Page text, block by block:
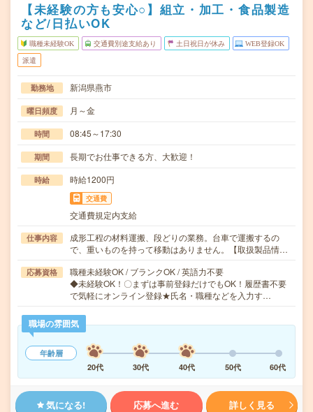
【未経験の方も安心○】組立・加工・食品製造
など/日払いOK
職種未経験OK 交通費別途支給あり 土日祝日が休み WEB登録OK
派遣
勤務地 新潟県燕市
曜日頻度 月～金
時間 08:45～17:30
期間 長期でお仕事できる方、大歓迎！
時給 時給1200円
交通費
交通費規定内支給
仕事内容
成形工程の材料運搬、段どりの業務。台車で運搬するの
で、重いものを持って移動はありません。【取扱製品情…
応募資格
職種未経験OK / ブランクOK / 英語力不要
◆未経験OK！〇まずは事前登録だけでもOK！履歴書不要
で気軽にオンライン登録★氏名・職種などを入力す…
職場の雰囲気
年齢層
20代
30代 40代 50代 60代
気になる! 応募へ進む 詳しく見る